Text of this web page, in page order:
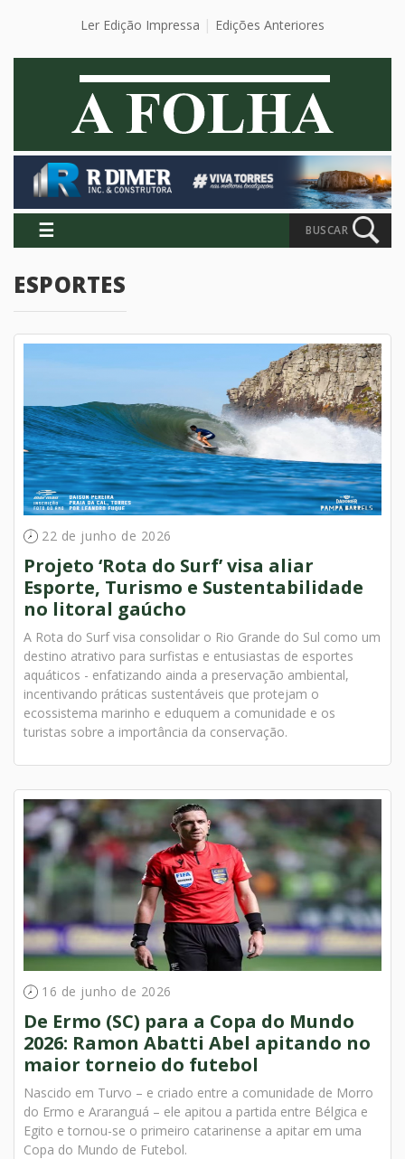
Ler Edição Impressa Edições Anteriores
☰ BUSCAR
ESPORTES
22 de junho de 2026
Projeto ‘Rota do Surf’ visa aliar
Esporte, Turismo e Sustentabilidade
no litoral gaúcho
A Rota do Surf visa consolidar o Rio Grande do Sul como um
destino atrativo para surfistas e entusiastas de esportes
aquáticos - enfatizando ainda a preservação ambiental,
incentivando práticas sustentáveis que protejam o
ecossistema marinho e eduquem a comunidade e os
turistas sobre a importância da conservação.
16 de junho de 2026
De Ermo (SC) para a Copa do Mundo
2026: Ramon Abatti Abel apitando no
maior torneio do futebol
Nascido em Turvo – e criado entre a comunidade de Morro
do Ermo e Araranguá – ele apitou a partida entre Bélgica e
Egito e tornou-se o primeiro catarinense a apitar em uma
Copa do Mundo de Futebol.